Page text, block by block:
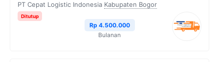
PT Cepat Logistic Indonesia Kabupaten Bogor
Ditutup
Rp 4.500.000
Bulanan